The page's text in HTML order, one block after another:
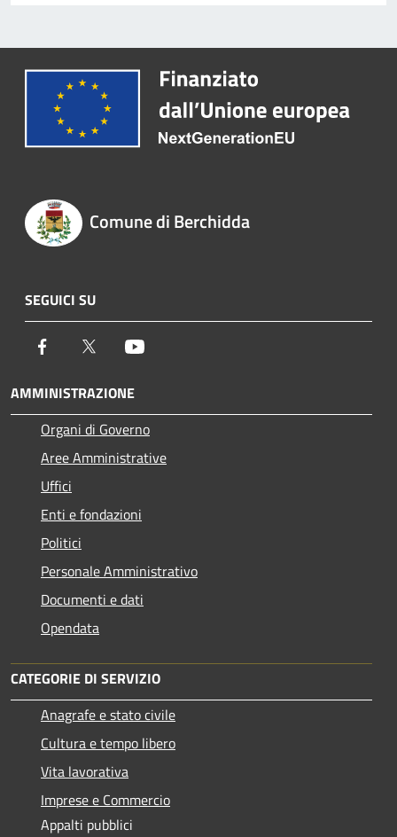
Comune di Berchidda
SEGUICI SU
Facebook Twitter
AMMINISTRAZIONE
Organi di Governo
Aree Amministrative
Uffici
Enti e fondazioni
Politici
Personale Amministrativo
Documenti e dati
Opendata
CATEGORIE DI SERVIZIO
Anagrafe e stato civile
Cultura e tempo libero
Vita lavorativa
Imprese e Commercio
Appalti pubblici